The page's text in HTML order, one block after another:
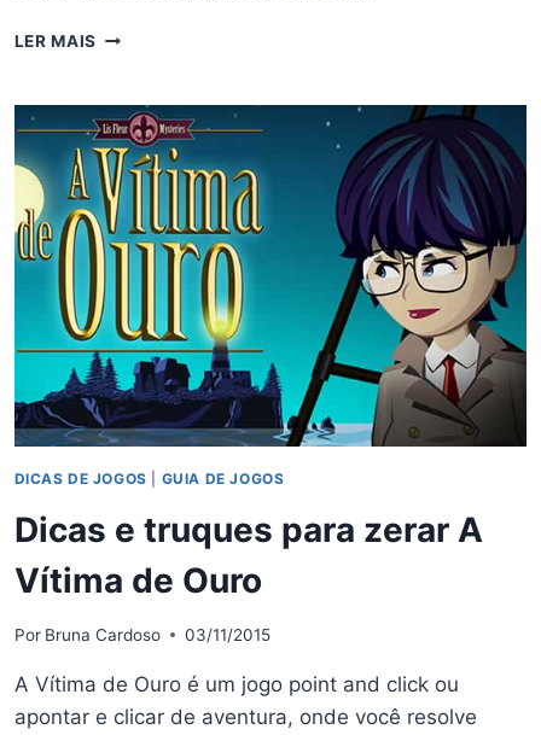
LER MAIS DICAS
PARA
O
JOGO
PENNY
DREADFUL
DEMIMONDE
DICAS DE JOGOS GUIA DE JOGOS
Dicas e truques para zerar A
Vítima de Ouro
Por Bruna Cardoso 03/11/2015
A Vítima de Ouro é um jogo point and click ou
apontar e clicar de aventura, onde você resolve